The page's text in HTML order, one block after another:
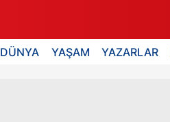
DÜNYA YAŞAM YAZARLAR